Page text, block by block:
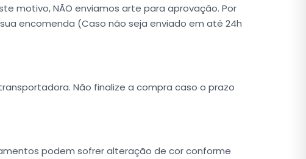
motivo, NÃO enviamos arte para aprovação. Por
encomenda (Caso não seja enviado em até 24h
Não finalize a compra caso o prazo
podem sofrer alteração de cor conforme